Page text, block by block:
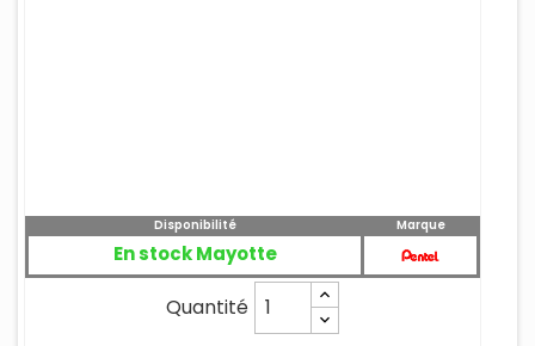
Disponibilité
En stock Mayotte
Marque
Quantité